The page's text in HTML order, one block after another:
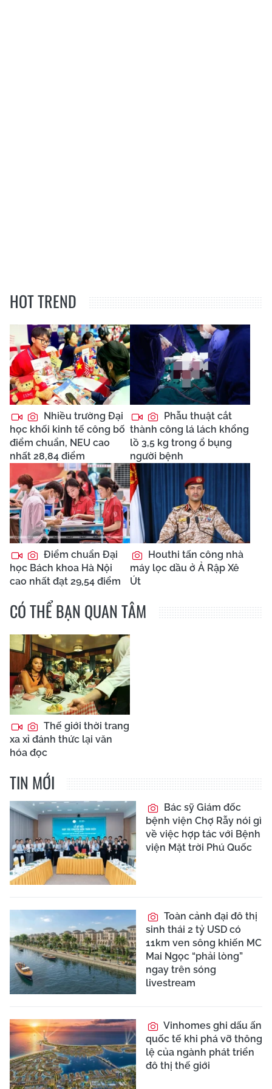
HOT TREND
Nhiều trường Đại
học khối kinh tế công bố
điểm chuẩn, NEU cao
nhất 28,84 điểm
Phẫu thuật cắt
thành công lá lách khổng
lồ 3,5 kg trong ổ bụng
người bệnh
Điểm chuẩn Đại
học Bách khoa Hà Nội
cao nhất đạt 29,54 điểm
Houthi tấn công nhà
máy lọc dầu ở Ả Rập Xê
Út
CÓ THỂ BẠN QUAN TÂM
Thế giới thời trang
xa xỉ đánh thức lại văn
hóa đọc
TIN MỚI
Bác sỹ Giám đốc
bệnh viện Chợ Rẫy nói gì
về việc hợp tác với Bệnh
viện Mặt trời Phú Quốc
Toàn cảnh đại đô thị
sinh thái 2 tỷ USD có
11km ven sông khiến MC
Mai Ngọc “phải lòng”
ngay trên sóng
livestream
Vinhomes ghi dấu ấn
quốc tế khi phá vỡ thông
lệ của ngành phát triển
đô thị thế giới